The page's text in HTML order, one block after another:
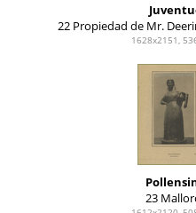
22 Propiedad de Mr.
1628x2151,
23